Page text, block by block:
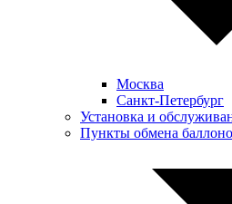
Москва
Санкт-Петербург
Установка и
Пункты обмена